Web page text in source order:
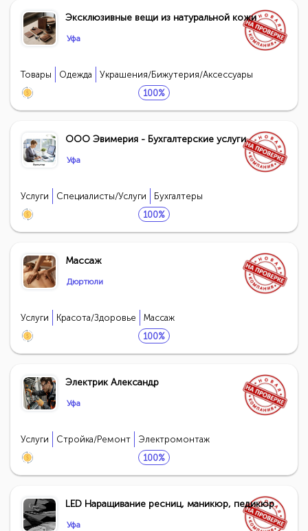
Эксклюзивные вещи из натуральной кожи
Уфа
Товары Одежда
Украшения/Бижутерия/Аксессуары
100%
ООО Эвимерия - Бухгалтерские услуги
Уфа
Услуги Специалисты/Услуги
Бухгалтеры
100%
Массаж
Дюртюли
Услуги Красота/Здоровье
Массаж
100%
Электрик Александр
Уфа
Услуги Стройка/Ремонт
Электромонтаж
100%
LED Наращивание ресниц, маникюр, педикюр
Уфа